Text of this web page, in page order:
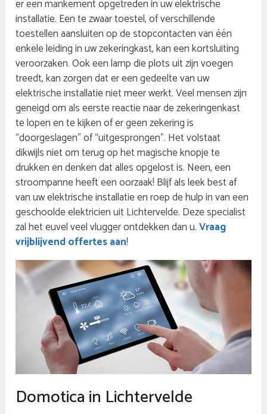
er een mankement opgetreden in uw elektrische
installatie. Een te zwaar toestel, of verschillende
toestellen aansluiten op de stopcontacten van één
enkele leiding in uw zekeringkast, kan een kortsluiting
veroorzaken. Ook een lamp die plots uit zijn voegen
treedt, kan zorgen dat er een gedeelte van uw
elektrische installatie niet meer werkt. Veel mensen zijn
geneigd om als eerste reactie naar de zekeringenkast
te lopen en te kijken of er geen zekering is
“doorgeslagen” of “uitgesprongen”. Het volstaat
dikwijls niet om terug op het magische knopje te
drukken en denken dat alles opgelost is. Neen, een
stroompanne heeft een oorzaak! Blijf als leek best af
van uw elektrische installatie en roep de hulp in van een
geschoolde elektricien uit Lichtervelde. Deze specialist
zal het euvel veel vlugger ontdekken dan u.Vraag
vrijblijvend offertes aan!
Domotica in Lichtervelde